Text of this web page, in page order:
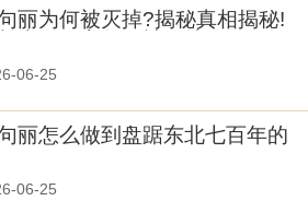
丽为何被灭掉?揭秘真相揭秘!
06-25
丽怎么做到盘踞东北七百年的
06-25